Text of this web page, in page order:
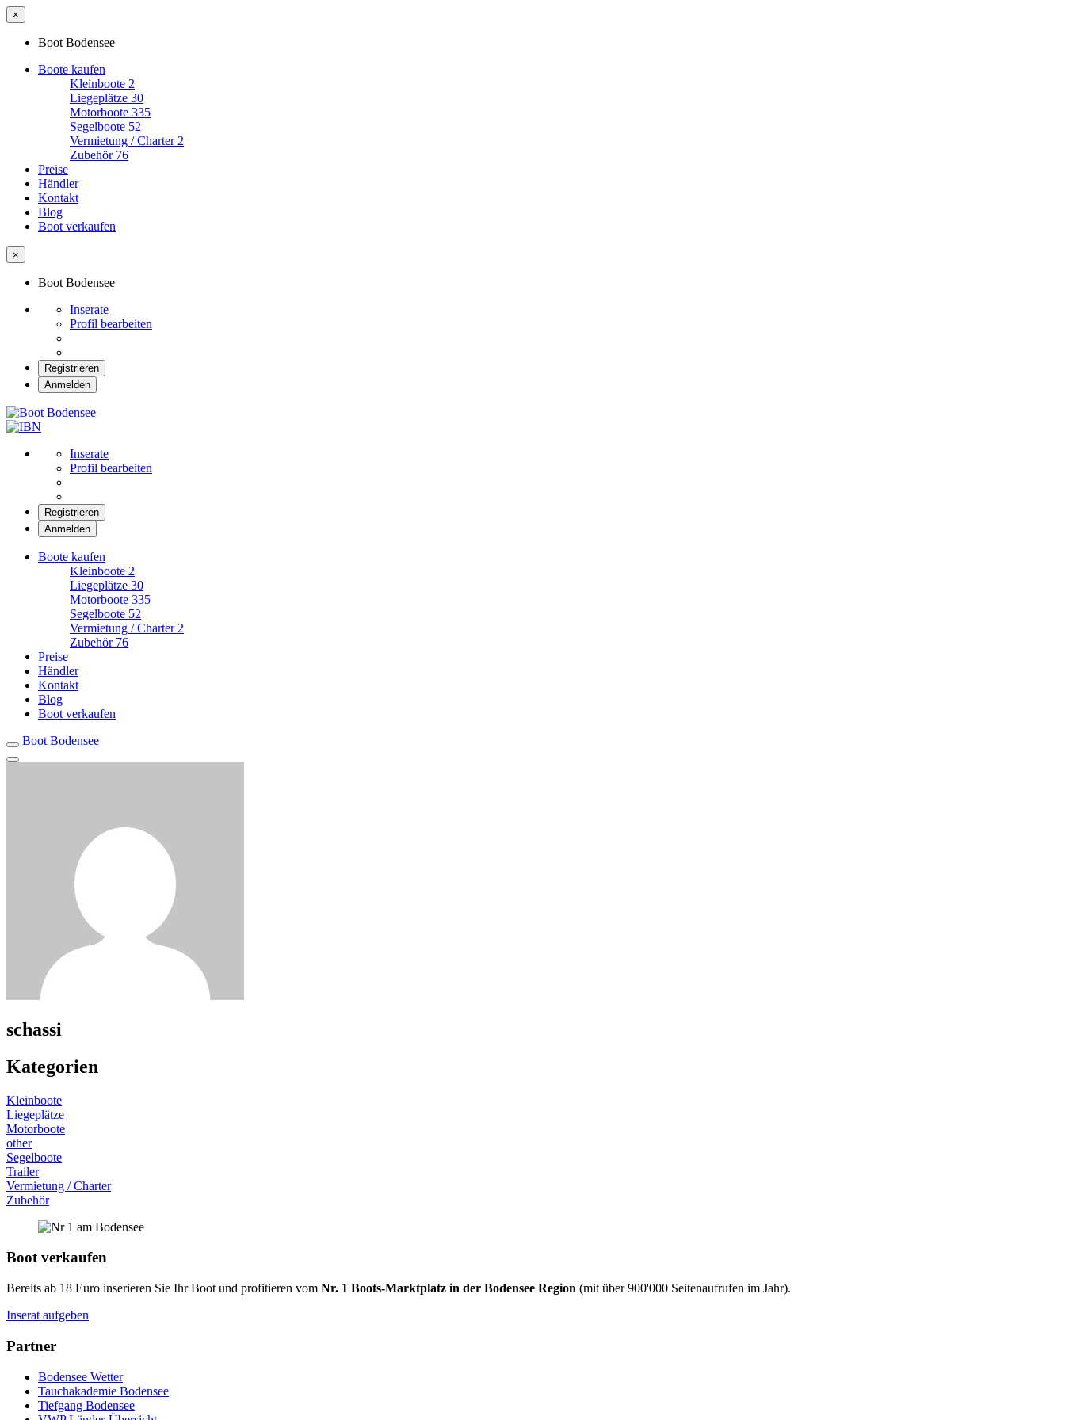
×
Boot Bodensee
Boote kaufen
Kleinboote 2
Liegeplätze 30
Motorboote 335
Segelboote 52
Vermietung / Charter 2
Zubehör 76
Preise
Händler
Kontakt
Blog
Boot verkaufen
×
Boot Bodensee
Inserate
Profil bearbeiten
Registrieren
Anmelden
Inserate
Profil bearbeiten
Registrieren
Anmelden
Boote kaufen
Kleinboote 2
Liegeplätze 30
Motorboote 335
Segelboote 52
Vermietung / Charter 2
Zubehör 76
Preise
Händler
Kontakt
Blog
Boot verkaufen
Boot Bodensee
schassi
Kategorien
Kleinboote
Liegeplätze
Motorboote
other
Segelboote
Trailer
Vermietung / Charter
Zubehör
Boot verkaufen
Bereits ab 18 Euro inserieren Sie Ihr Boot und profitieren vom Nr. 1 Boots-Marktplatz in der Bodensee Region (mit über 900'000 Seitenaufrufen im Jahr).
Inserat aufgeben
Partner
Bodensee Wetter
Tauchakademie Bodensee
Tiefgang Bodensee